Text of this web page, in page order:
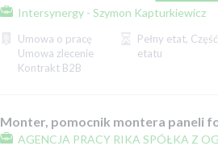
Intersynergy - Szymon Kapturkiewicz
Umowa o pracę
Umowa zlecenie
Kontrakt B2B
Pełny etat, Część
etatu
Monter, pomocnik montera paneli
AGENCJA PRACY RIKA SPÓŁKA Z